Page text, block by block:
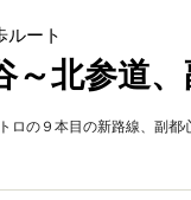
ルート
～北参道
ロの９本目の新路線、副